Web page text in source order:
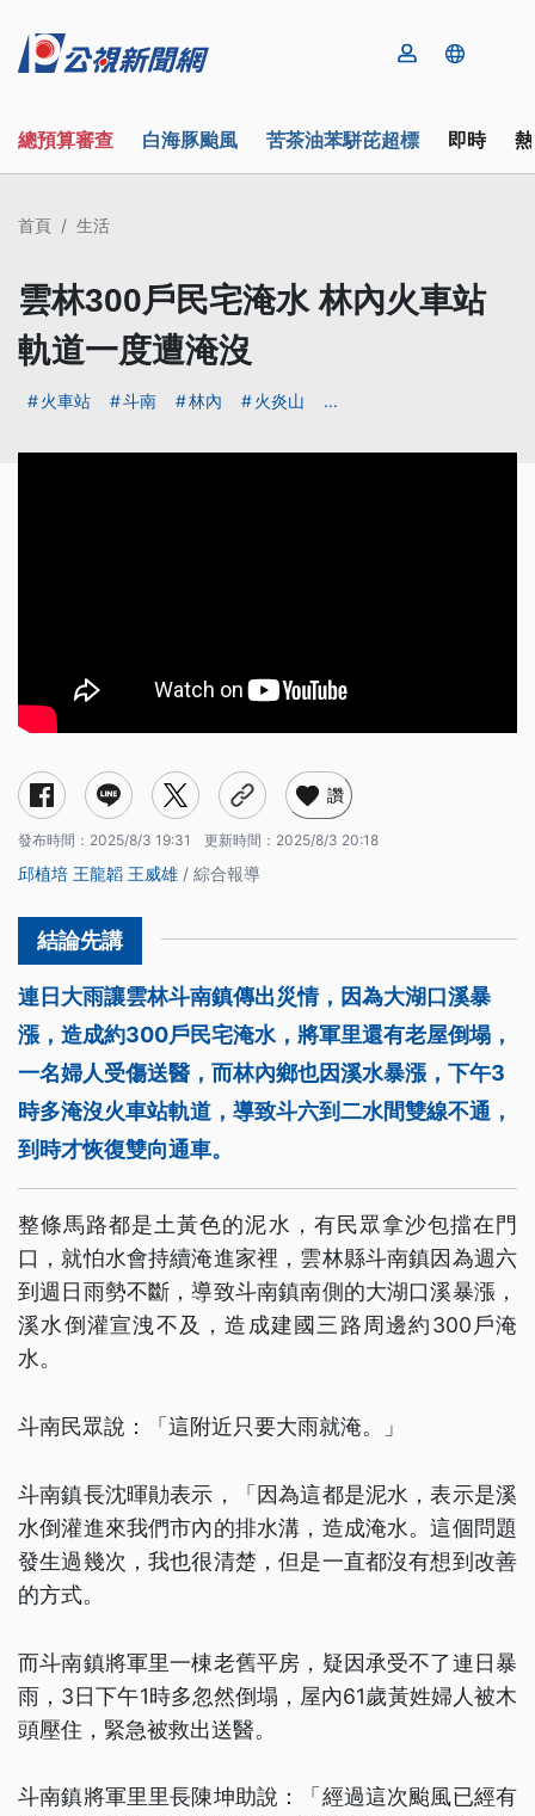
總預算審查 白海豚颱風 苦茶油苯駢芘超標 即時
首頁 生活
雲林300戶民宅淹水 林內火車站
軌道一度遭淹沒
火車站 斗南 林內 火炎山 ...
讚
發布時間： 2025/8/3 19:31 更新時間： 2025/8/3 20:18
邱植培 王龍韜 王威雄 / 綜合報導
連日大雨讓雲林斗南鎮傳出災情，因為大湖口溪暴
漲，造成約300戶民宅淹水，將軍里還有老屋倒塌，
一名婦人受傷送醫，而林內鄉也因溪水暴漲，下午3
時多淹沒火車站軌道，導致斗六到二水間雙線不通，
到時才恢復雙向通車。
整條馬路都是土黃色的泥水，有民眾拿沙包擋在門
口，就怕水會持續淹進家裡，雲林縣斗南鎮因為週六
到週日雨勢不斷，導致斗南鎮南側的大湖口溪暴漲，
溪水倒灌宣洩不及，造成建國三路周邊約300戶淹
水。
斗南民眾說：「這附近只要大雨就淹。」
斗南鎮長沈暉勛表示，「因為這都是泥水，表示是溪
水倒灌進來我們市內的排水溝，造成淹水。這個問題
發生過幾次，我也很清楚，但是一直都沒有想到改善
的方式。
而斗南鎮將軍里一棟老舊平房，疑因承受不了連日暴
雨，3日下午1時多忽然倒塌，屋內61歲黃姓婦人被木
頭壓住，緊急被救出送醫。
斗南鎮將軍里里長陳坤助說：「經過這次颱風已經有